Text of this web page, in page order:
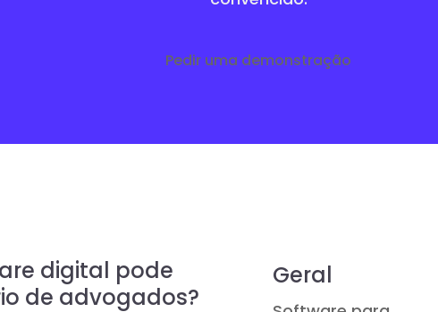
Pedir uma demonstração
digital pode
de advogados?
Geral